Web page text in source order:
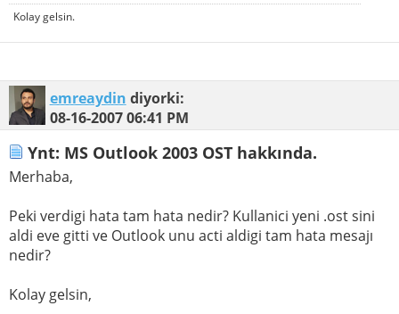
Kolay gelsin.
emreaydin diyorki:
08-16-200706:41 PM
Ynt: MS Outlook 2003 OST hakkında.
Merhaba,
Peki verdigi hata tam hata nedir? Kullanici yeni .ost sini
aldi eve gitti ve Outlook unu acti aldigi tam hata mesajı
nedir?
Kolay gelsin,